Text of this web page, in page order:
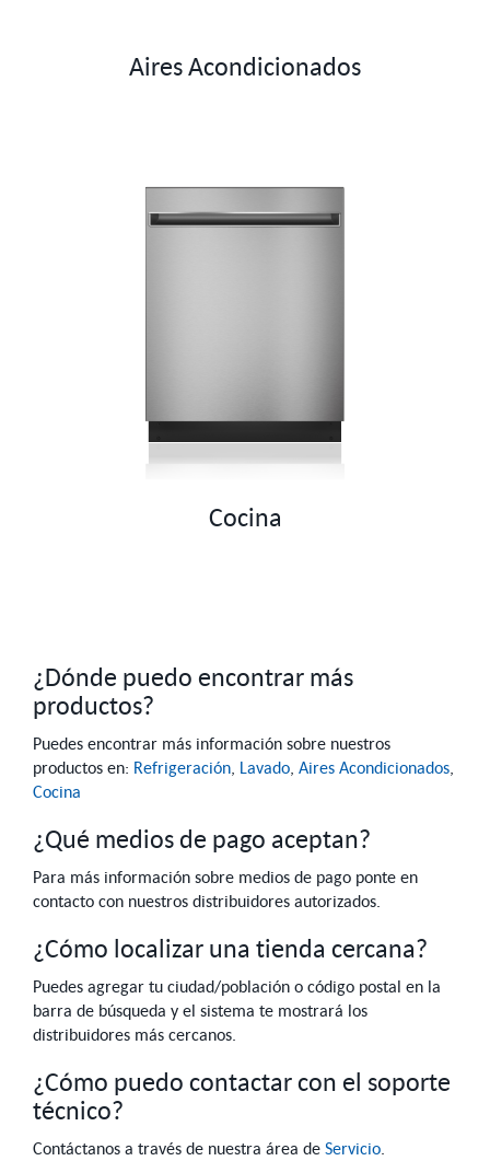
Aires Acondicionados
Cocina
¿Dónde puedo encontrar más
productos?
Puedes encontrar más información sobre nuestros
productos en: Refrigeración, Lavado, Aires Acondicionados,
Cocina
¿Qué medios de pago aceptan?
Para más información sobre medios de pago ponte en
contacto con nuestros distribuidores autorizados.
¿Cómo localizar una tienda cercana?
Puedes agregar tu ciudad/población o código postal en la
barra de búsqueda y el sistema te mostrará los
distribuidores más cercanos.
¿Cómo puedo contactar con el soporte
técnico?
Contáctanos a través de nuestra área de Servicio.